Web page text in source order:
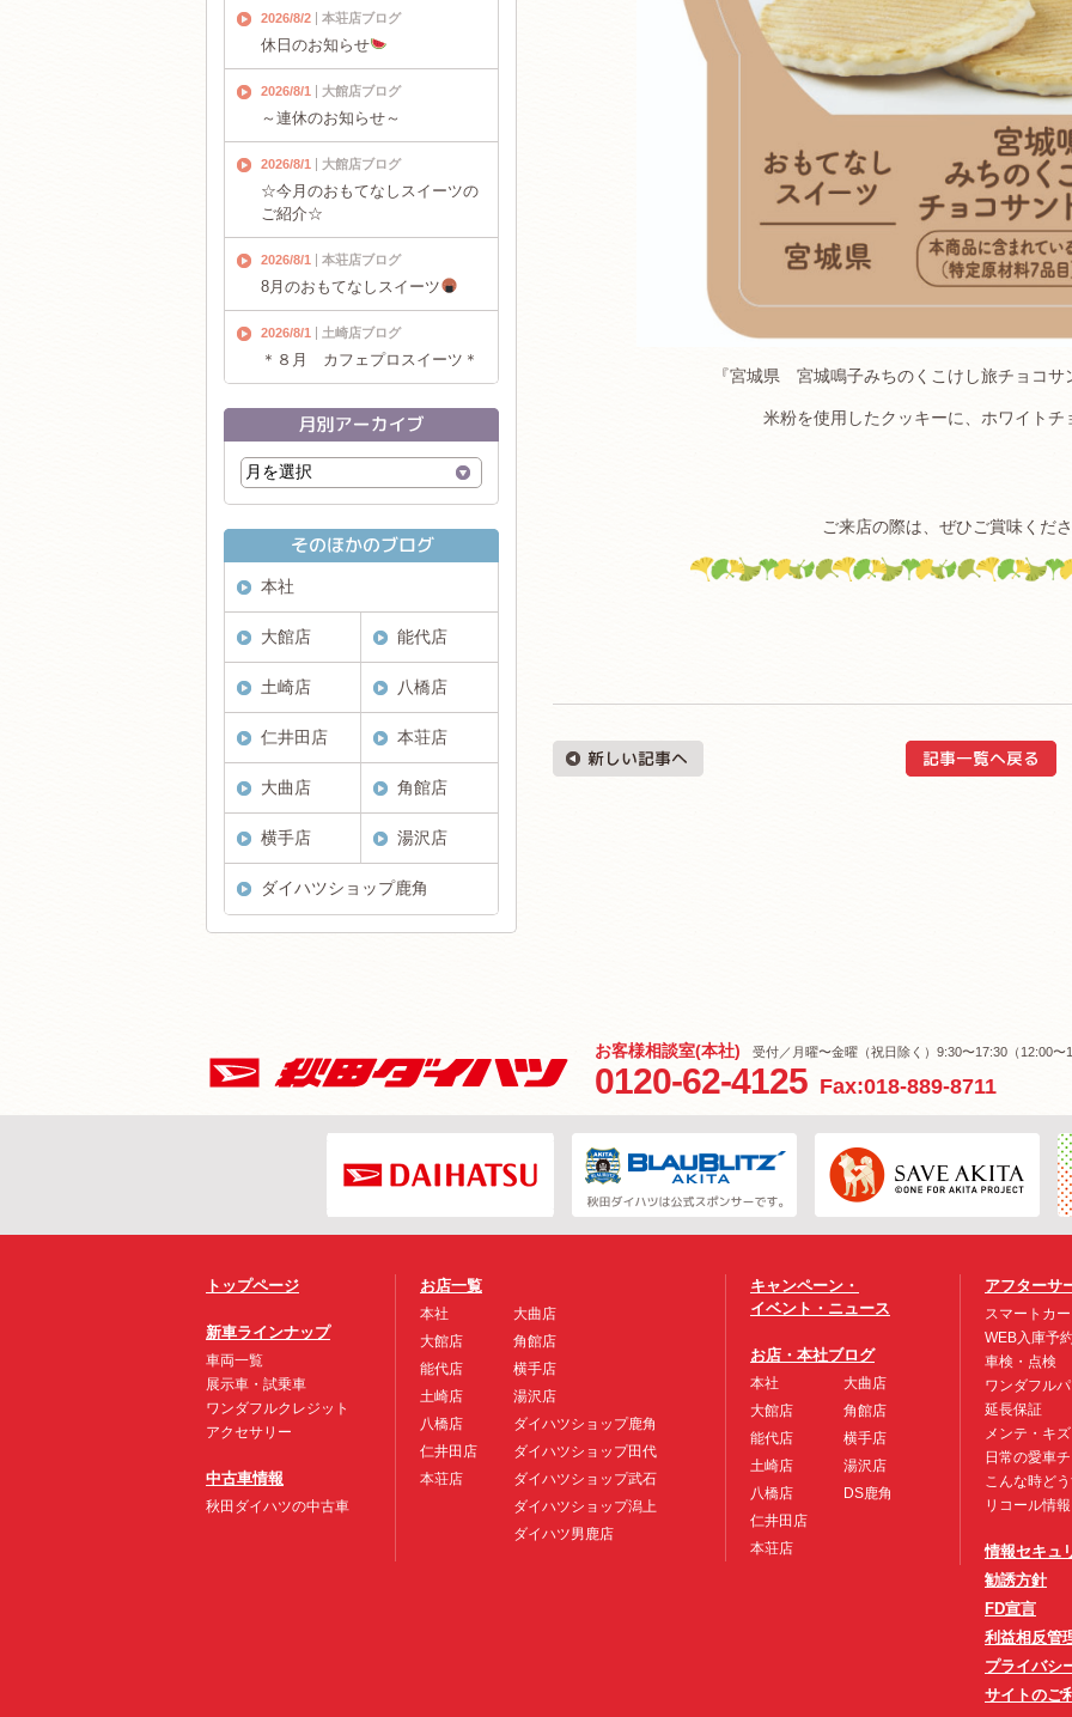
『宮城県 宮城鳴子みちのくこけし旅チョコサ
米粉を使用したクッキーに、ホワイトチ
ご来店の際は、ぜひご賞味くだ
2026/8/2 本荘店ブログ
休日のお知らせ
2026/8/1 大館店ブログ
～連休のお知らせ～
2026/8/1 大館店ブログ
☆今月のおもてなしスイーツの
ご紹介☆
2026/8/1 本荘店ブログ
8月のおもてなしスイーツ
2026/8/1 土崎店ブログ
＊８月 カフェプロスイーツ＊
本社
大館店 能代店
土崎店 八橋店
仁井田店 本荘店
大曲店 角館店
横手店 湯沢店
ダイハツショップ鹿角
お客様相談室(本社) 受付／月曜〜金曜（祝日除く）9:30〜17:30（12:00〜
0120-62-4125 Fax:018-889-8711
トップページ
新車ラインナップ
車両一覧
展示車・試乗車
ワンダフルクレジット
アクセサリー
中古車情報
秋田ダイハツの中古車
お店一覧
本社
大館店
能代店
土崎店
八橋店
仁井田店
本荘店
大曲店
角館店
横手店
湯沢店
ダイハツショップ鹿角
ダイハツショップ田代
ダイハツショップ武石
ダイハツショップ潟上
ダイハツ男鹿店
キャンペーン・
イベント・ニュース
お店・本社ブログ
本社
大館店
能代店
土崎店
八橋店
仁井田店
本荘店
大曲店
角館店
横手店
湯沢店
DS鹿角
アフターサ
スマートカ
WEB入庫予
車検・点検
ワンダフル
延長保証
メンテ・キ
日常の愛車
こんな時ど
リコール情報
情報セキュ
勧誘方針
FD宣言
利益相反管
プライバシ
サイトのご